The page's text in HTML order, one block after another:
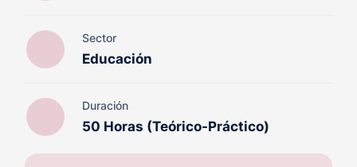
Sector
Educación
Duración
50 Horas (Teórico-Práctico)